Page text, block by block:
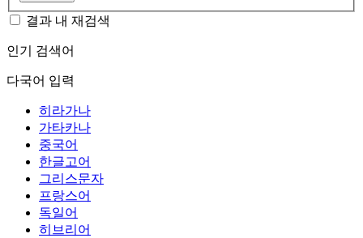
결과 내 재검색
인기 검색어
다국어 입력
히라가나
가타카나
중국어
한글고어
그리스문자
프랑스어
독일어
히브리어